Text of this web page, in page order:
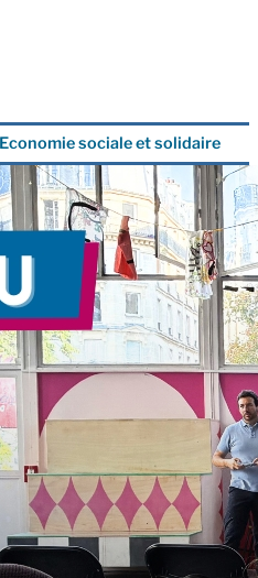
sociale et solidaire